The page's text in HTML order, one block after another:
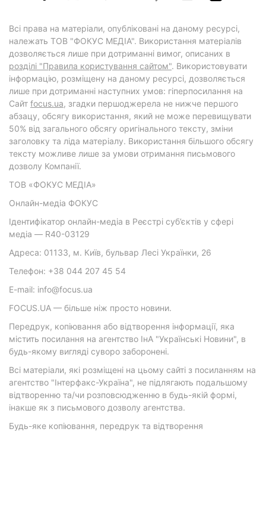
Всі права на матеріали, опубліковані на даному ресурсі,
належать ТОВ "ФОКУС МЕДІА". Використання матеріалів
дозволяється лише при дотриманні вимог, описаних в
розділі "Правила користування сайтом". Використовувати
інформацію, розміщену на даному ресурсі, дозволяється
лише при дотриманні наступних умов: гіперпосилання на
Cайт focus.ua, згадки першоджерела не нижче першого
абзацу, обсягу використання, який не може перевищувати
50% від загального обсягу оригінального тексту, зміни
заголовку та ліда матеріалу. Використання більшого обсягу
тексту можливе лише за умови отримання письмового
дозволу Компанії.
ТОВ «ФОКУС МЕДІА»
Онлайн-медіа ФОКУС
Ідентифікатор онлайн-медіа в Реєстрі суб’єктів у сфері
медіа — R40-03129
Адреса: 01133, м. Київ, бульвар Лесі Українки, 26
Телефон: +38 044 207 45 54
E-mail: info@focus.ua
FOCUS.UA — більше ніж просто новини.
Передрук, копіювання або відтворення інформації, яка
містить посилання на агентство ІнА "Українські Новини", в
будь-якому вигляді суворо заборонені.
Всі матеріали, які розміщені на цьому сайті з посиланням на
агентство "Інтерфакс-Україна", не підлягають подальшому
відтворенню та/чи розповсюдженню в будь-якій формі,
інакше як з письмового дозволу агентства.
Будь-яке копіювання, передрук та відтворення